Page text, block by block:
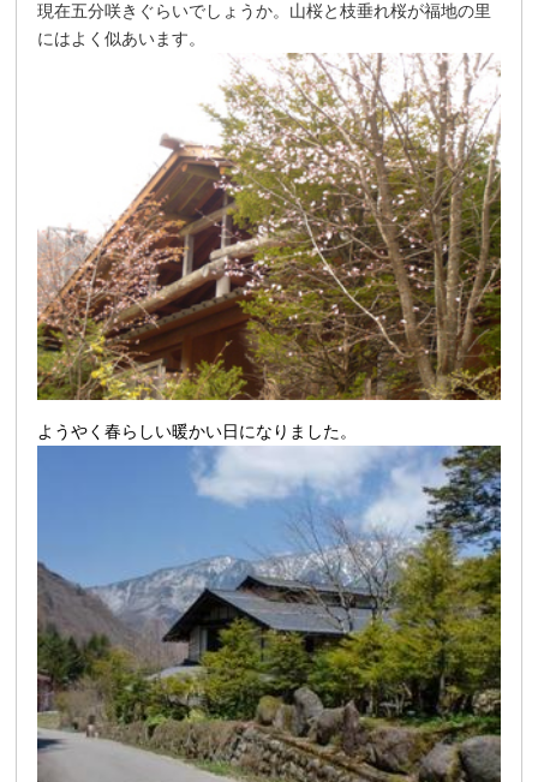
現在五分咲きぐらいでしょうか。山桜と枝垂れ桜が福地の里
にはよく似あいます。
ようやく春らしい暖かい日になりました。